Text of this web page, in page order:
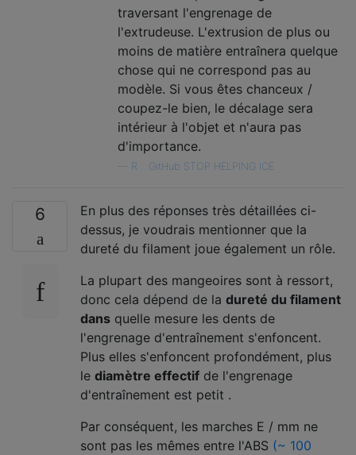
traversant l'engrenage de
l'extrudeuse. L'extrusion de plus ou
moins de matière entraînera quelque
chose qui ne correspond pas au
modèle. Si vous êtes chanceux /
coupez-le bien, le décalage sera
intérieur à l'objet et n'aura pas
d'importance.
R .. GitHub STOP HELPING ICE
6
En plus des réponses très détaillées ci-
dessus, je voudrais mentionner que la
dureté du filament joue également un rôle.
La plupart des mangeoires sont à ressort,
donc cela dépend de la dureté du filament
dans quelle mesure les dents de
l'engrenage d'entraînement s'enfoncent.
Plus elles s'enfoncent profondément, plus
le diamètre effectif de l'engrenage
d'entraînement est petit .
Par conséquent, les marches E / mm ne
sont pas les mêmes entre l'ABS (~ 100